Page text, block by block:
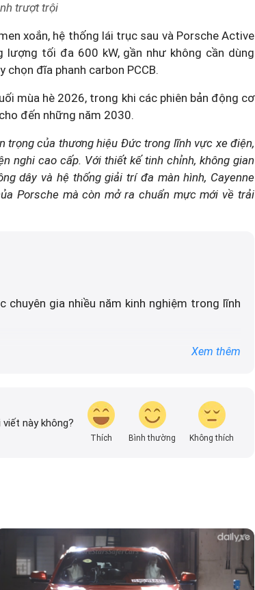
trượt trội
xoắn, hệ thống lái trục sau và Porsche Active
tối đa 600 kW, gần như không cần dùng
đĩa phanh carbon PCCB.
mùa hè 2026, trong khi các phiên bản động cơ
đến những năm 2030.
trọng của thương hiệu Đức trong lĩnh vực xe điện,
nghi cao cấp. Với thiết kế tinh chỉnh, không gian
dây và hệ thống giải trí đa màn hình, Cayenne
Porsche mà còn mở ra chuẩn mực mới về trải
chuyên gia nhiều năm kinh nghiệm trong lĩnh
là đảm bảo thông tin chính xác được
Xem thêm
này không?
Thích Bình thường Không thích